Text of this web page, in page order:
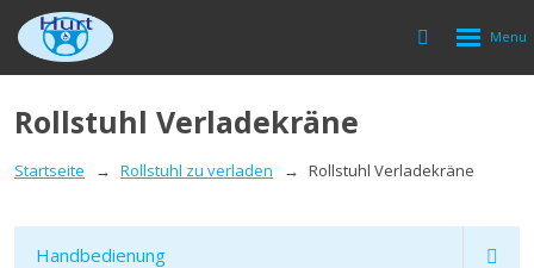
Vyhledávání
Rozbalení
Rollstuhl Verladekräne
Startseite Rollstuhl zu verladen Rollstuhl Verladekräne
Handbedienung